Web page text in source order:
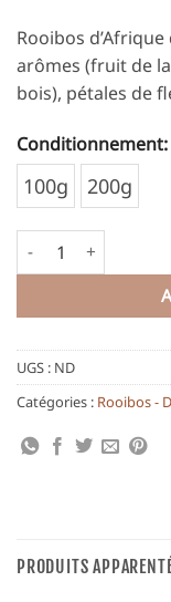
Rooibos
arômes (fruit de
bois), pétales de
Conditionnement:
100g 200g
quantité de Oriental
Alternative:
UGS : ND
Catégories : Rooibos -
PRODUITS